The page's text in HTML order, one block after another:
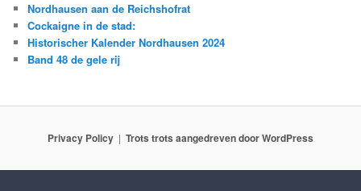
Nordhausen aan de Reichshofrat
Cockaigne in de stad:
Historischer Kalender Nordhausen 2024
Band 48 de gele rij
Privacy Policy Trots trots aangedreven door WordPress